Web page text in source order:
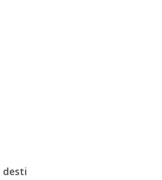
desti